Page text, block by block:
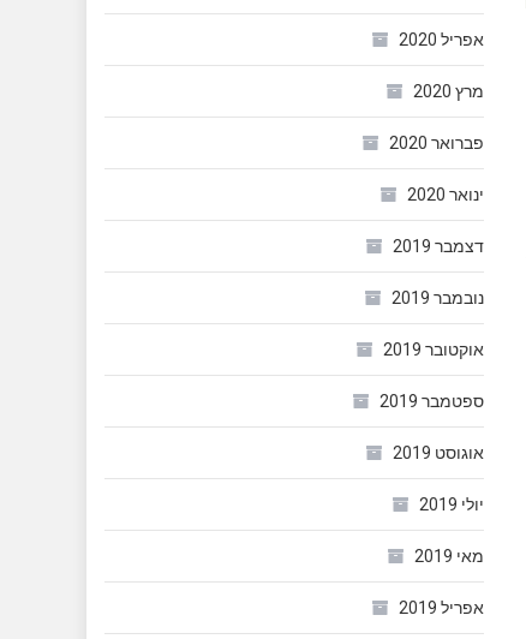
אפריל 2020
מרץ 2020
פברואר 2020
ינואר 2020
דצמבר 2019
נובמבר 2019
אוקטובר 2019
ספטמבר 2019
אוגוסט 2019
יולי 2019
מאי 2019
אפריל 2019